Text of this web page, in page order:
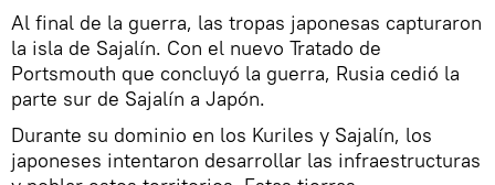
Al final de la guerra, las tropas japonesas capturaron
la isla de Sajalín. Con el nuevo Tratado de
Portsmouth que concluyó la guerra, Rusia cedió la
parte sur de Sajalín a Japón.
Durante su dominio en los Kuriles y Sajalín, los
japoneses intentaron desarrollar las infraestructuras